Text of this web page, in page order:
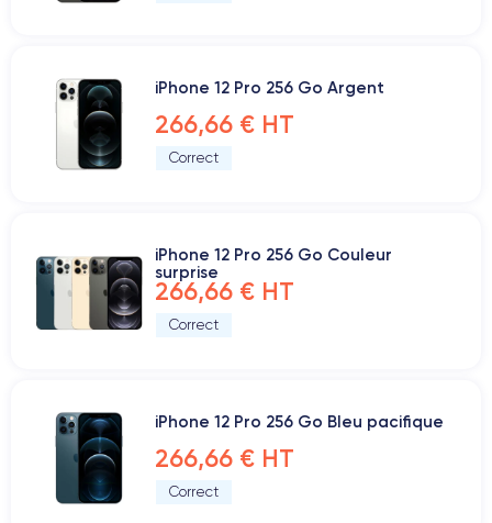
iPhone 12 Pro 256 Go Argent
266,66 € HT
Correct
iPhone 12 Pro 256 Go Couleur
surprise
266,66 € HT
Correct
iPhone 12 Pro 256 Go Bleu pacifique
266,66 € HT
Correct